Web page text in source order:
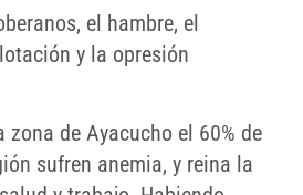
el hambre, el
y la opresión
zona de Ayacucho el 60% de
sufren anemia, y reina la